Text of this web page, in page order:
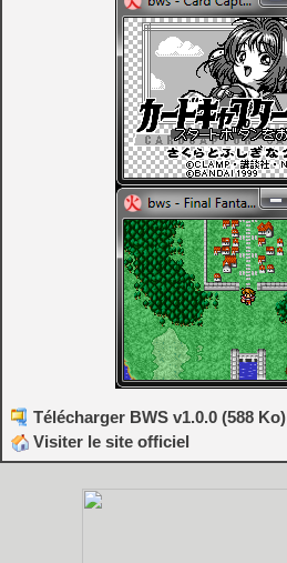
Télécharger BWS v1.0.0 (588 Ko)
Visiter le site officiel